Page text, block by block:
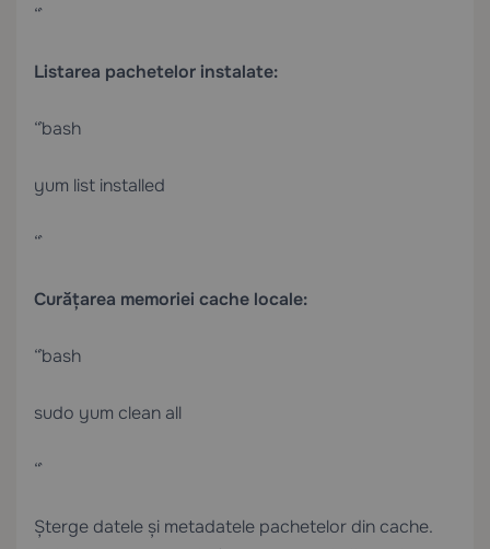
“`
Listarea pachetelor instalate:
“`bash
yum list installed
“`
Curățarea memoriei cache locale:
“`bash
sudo yum clean all
“`
Șterge datele și metadatele pachetelor din cache.